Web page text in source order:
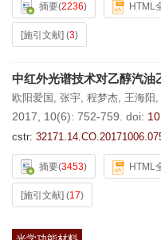
摘要(2236) HTML
[施引文献] (3)
中红外光谱技术对乙醇汽油
欧阳爱国 , 张宇, 程梦杰, 王海阳 ,
2017, 10(6): 752-759. doi:
cstr:
摘要(3453) HTML
[施引文献] (17)